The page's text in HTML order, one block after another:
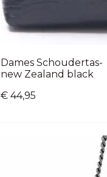
Dames Schoudertas-
new Zealand black
€ 44,95